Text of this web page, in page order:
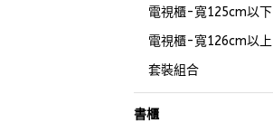
電視櫃-寬125cm以下
電視櫃-寬126cm以上
套裝組合
書櫃